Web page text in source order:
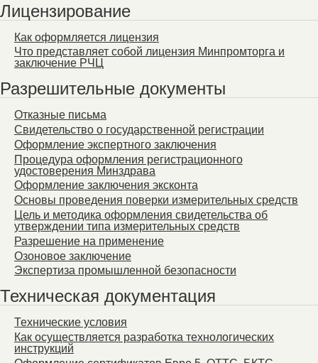
Лицензирование
Как оформляется лицензия
Что представляет собой лицензия Минпромторга и
заключение РЧЦ
Разрешительные документы
Отказные письма
Свидетельство о государственной регистрации
Оформление экспертного заключения
Процедура оформления регистрационного
удостоверения Минздрава
Оформление заключения эксконта
Основы проведения поверки измерительных средств
Цель и методика оформления свидетельства об
утверждении типа измерительных средств
Разрешение на применение
Озоновое заключение
Экспертиза промышленной безопасности
Техническая документация
Технические условия
Как осуществляется разработка технологических
инструкций